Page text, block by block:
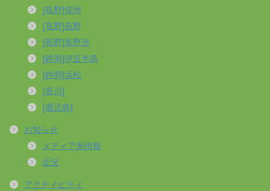
[長野]信州
[長野]長野
[長野]長野市
[静岡]伊豆半島
[静岡]浜松
[香川]
[鹿児島]
お知らせ
メディア系情報
近況
アクティビティ